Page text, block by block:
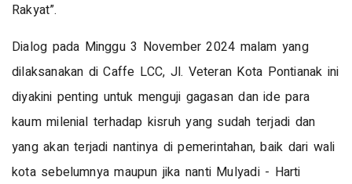
Rakyat”.
Dialog pada Minggu 3 November 2024 malam yang
dilaksanakan di Caffe LCC, Jl. Veteran Kota Pontianak ini
diyakini penting untuk menguji gagasan dan ide para
kaum milenial terhadap kisruh yang sudah terjadi dan
yang akan terjadi nantinya di pemerintahan, baik dari wali
kota sebelumnya maupun jika nanti Mulyadi - Harti